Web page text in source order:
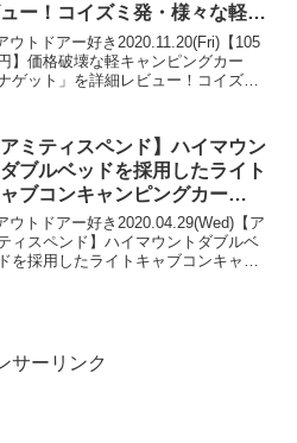
ー！コイズミ発・様々な軽ト
クに積載可能な災害ボランテ
もできる衝撃のトラキャン軽
ャンパー！エブリイもハイゼッ
ウトドアー好き2020.11.20(Fri)【105
】価格破壊な軽キャンピングカー
ナゲット」を詳細レビュー！コイズミ
キャンパー！エブリイもハイゼットも
アミティスペンド】ハイマウン
ダブルベッドを採用したライト
ブコンキャンピングカー
ウトドアー好き2020.04.29(Wed)【ア
ィスペンド】ハイマウントダブルベ
を採用したライトキャブコンキャン
サーリンク